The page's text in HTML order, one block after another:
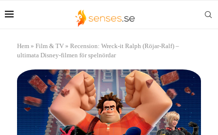
Hem » Film & TV » Recension: Wreck-it Ralph (Röjar-Ralf) –
ultimata Disney-filmen för spelnördar